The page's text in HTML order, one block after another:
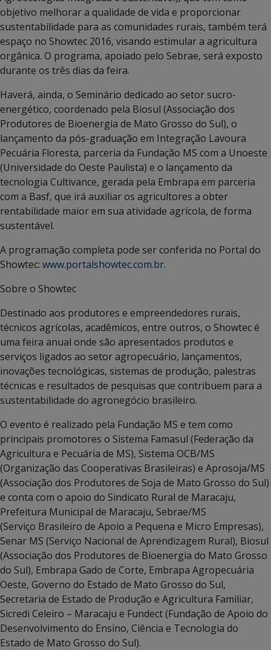
objetivo melhorar a qualidade de vida e proporcionar
sustentabilidade para as comunidades rurais, também terá
espaço no Showtec 2016, visando estimular a agricultura
orgânica. O programa, apoiado pelo Sebrae, será exposto
durante os três dias da feira.
Haverá, ainda, o Seminário dedicado ao setor sucro-
energético, coordenado pela Biosul (Associação dos
Produtores de Bioenergia de Mato Grosso do Sul), o
lançamento da pós-graduação em Integração Lavoura
Pecuária Floresta, parceria da Fundação MS com a Unoeste
(Universidade do Oeste Paulista) e o lançamento da
tecnologia Cultivance, gerada pela Embrapa em parceria
com a Basf, que irá auxiliar os agricultores a obter
rentabilidade maior em sua atividade agrícola, de forma
sustentável.
A programação completa pode ser conferida no Portal do
Showtec: www.portalshowtec.com.br.
Sobre o Showtec
Destinado aos produtores e empreendedores rurais,
técnicos agrícolas, acadêmicos, entre outros, o Showtec é
uma feira anual onde são apresentados produtos e
serviços ligados ao setor agropecuário, lançamentos,
inovações tecnológicas, sistemas de produção, palestras
técnicas e resultados de pesquisas que contribuem para a
sustentabilidade do agronegócio brasileiro.
O evento é realizado pela Fundação MS e tem como
principais promotores o Sistema Famasul (Federação da
Agricultura e Pecuária de MS), Sistema OCB/MS
(Organização das Cooperativas Brasileiras) e Aprosoja/MS
(Associação dos Produtores de Soja de Mato Grosso do Sul)
e conta com o apoio do Sindicato Rural de Maracaju,
Prefeitura Municipal de Maracaju, Sebrae/MS
(Serviço Brasileiro de Apoio a Pequena e Micro Empresas),
Senar MS (Serviço Nacional de Aprendizagem Rural), Biosul
(Associação dos Produtores de Bioenergia do Mato Grosso
do Sul), Embrapa Gado de Corte, Embrapa Agropecuária
Oeste, Governo do Estado de Mato Grosso do Sul,
Secretaria de Estado de Produção e Agricultura Familiar,
Sicredi Celeiro – Maracaju e Fundect (Fundação de Apoio do
Desenvolvimento do Ensino, Ciência e Tecnologia do
Estado de Mato Grosso do Sul).